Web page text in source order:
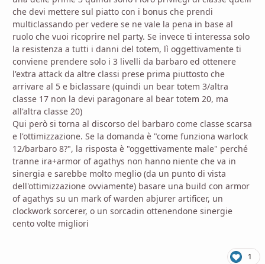
che devi mettere sul piatto con i bonus che prendi
multiclassando per vedere se ne vale la pena in base al
ruolo che vuoi ricoprire nel party. Se invece ti interessa solo
la resistenza a tutti i danni del totem, lì oggettivamente ti
conviene prendere solo i 3 livelli da barbaro ed ottenere
l'extra attack da altre classi prese prima piuttosto che
arrivare al 5 e biclassare (quindi un bear totem 3/altra
classe 17 non la devi paragonare al bear totem 20, ma
all'altra classe 20)
Qui però si torna al discorso del barbaro come classe scarsa
e l'ottimizzazione. Se la domanda è "come funziona warlock
12/barbaro 8?", la risposta è "oggettivamente male" perché
tranne ira+armor of agathys non hanno niente che va in
sinergia e sarebbe molto meglio (da un punto di vista
dell'ottimizzazione ovviamente) basare una build con armor
of agathys su un mark of warden abjurer artificer, un
clockwork sorcerer, o un sorcadin ottenendone sinergie
cento volte migliori
1